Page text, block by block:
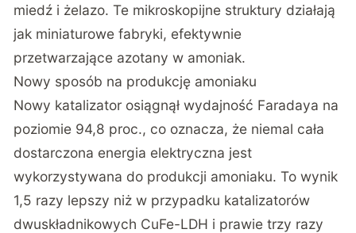
miedź i żelazo. Te mikroskopijne struktury działają
jak miniaturowe fabryki, efektywnie
przetwarzające azotany w amoniak.
Nowy sposób na produkcję amoniaku
Nowy katalizator osiągnął wydajność Faradaya na
poziomie 94,8 proc., co oznacza, że niemal cała
dostarczona energia elektryczna jest
wykorzystywana do produkcji amoniaku. To wynik
1,5 razy lepszy niż w przypadku katalizatorów
dwuskładnikowych CuFe-LDH i prawie trzy razy